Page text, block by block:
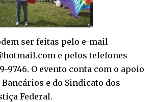
ser feitas pelo e-mail
e pelos telefones
9746. O evento conta com o apoio
e do Sindicato dos
Federal.